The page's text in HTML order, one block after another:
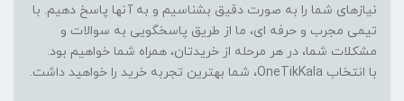
نیازهای شما را به صورت دقیق بشناسیم و به آنها پاسخ دهیم. با
تیمی مجرب و حرفه ای، ما از طریق پاسخگویی به سوالات و
مشکلات شما، در هر مرحله از خریدتان، همراه شما خواهیم بود.
با انتخاب OneTikKala، شما بهترین تجربه خرید را خواهید داشت.